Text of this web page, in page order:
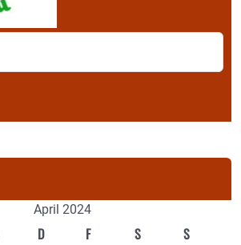
April 2024
D F S S